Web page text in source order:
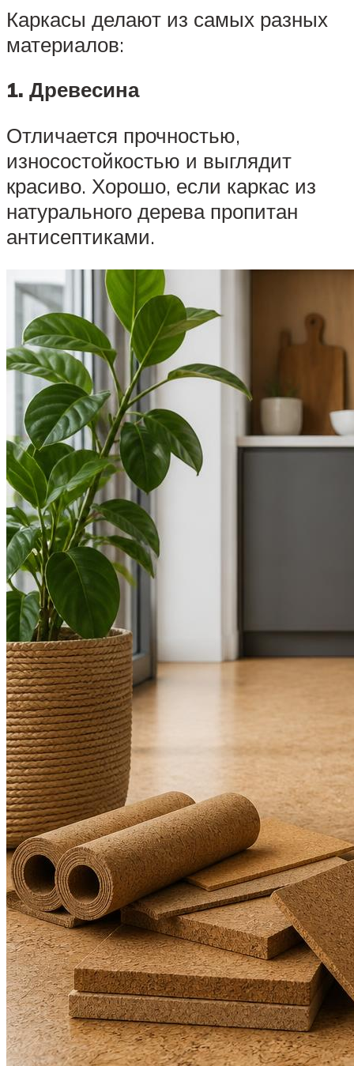
Каркасы делают из самых разных
материалов:
1. Древесина
Отличается прочностью,
износостойкостью и выглядит
красиво. Хорошо, если каркас из
натурального дерева пропитан
антисептиками.